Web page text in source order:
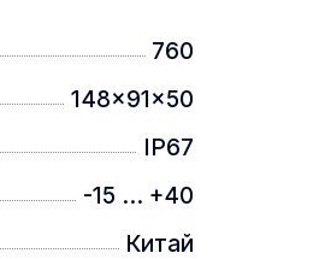
760
148x91x50
IP67
-15 ... +40
Китай